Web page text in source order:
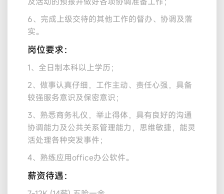
6、完成上级交待的其他工作的督办、协调及落
实。
岗位要求：
1、全日制本科以上学历；
2、做事认真仔细，工作主动、责任心强，具备
较强服务意识及保密意识；
3、熟悉商务礼仪，举止得体，具有良好的沟通
协调能力及公共关系管理能力，思维敏捷，能灵
活处理各种突发事件；
4、熟练应用office办公软件。
薪资待遇：